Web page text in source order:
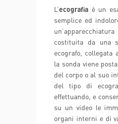
L’ecografia è un
semplice ed
costituita da una
ecografo, collegata
la sonda viene
del corpo o al suo
del tipo di
effettuando, e
su un video le
organi interni e di